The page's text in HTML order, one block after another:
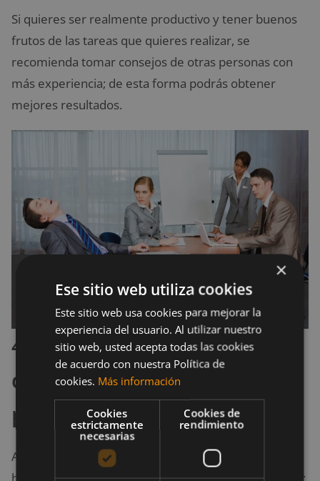
Si quieres ser realmente productivo y tener buenos
frutos de las tareas que quieres realizar, se
recomienda tomar consejos de otras personas con
más experiencia; de esta forma podrás obtener
mejores resultados.
4. No utilizas herramientas
que mejoran la
productividad
A lo largo del tiempo se han desarrollado
herramientas que ayudan a mejorar la productividad;
×
Ese sitio web utiliza cookies
Este sitio web usa cookies para mejorar la
experiencia del usuario. Al utilizar nuestro
sitio web, usted acepta todas las cookies
de acuerdo con nuestra Política de
cookies. Más información
Cookies
estrictamente
necesarias
Cookies de
rendimiento